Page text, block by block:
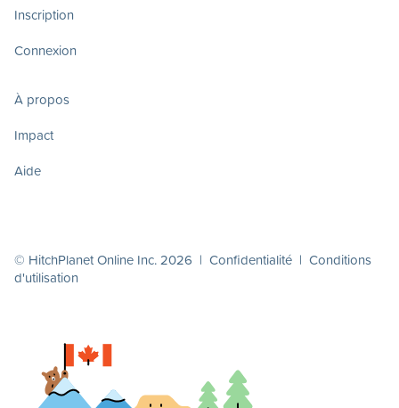
Inscription
Connexion
À propos
Impact
Aide
© HitchPlanet Online Inc. 2026 | Confidentialité | Conditions
d'utilisation